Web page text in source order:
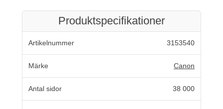
Produktspecifikationer
Artikelnummer 3153540
Märke Canon
Antal sidor 38 000